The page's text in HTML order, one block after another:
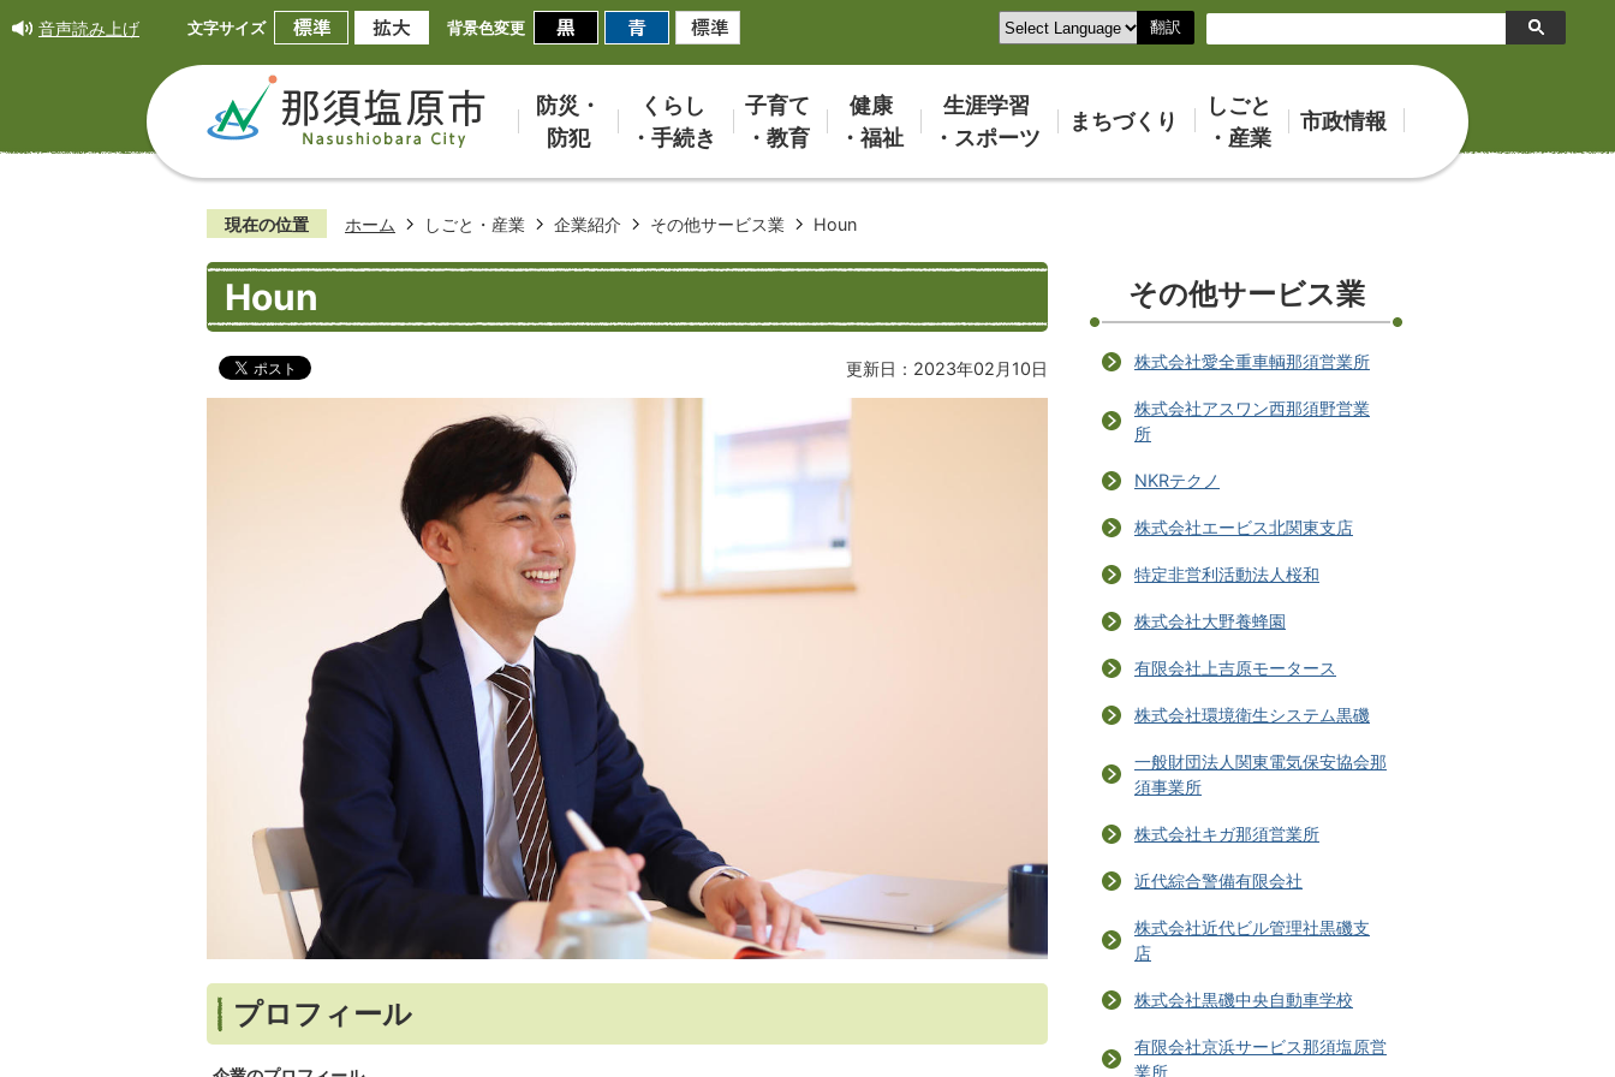
音声読み上げ 文字サイズ 背景色変更 翻訳
検
索
防災・
防犯
くらし
・手続き
子育て
・教育
健康
・福祉
生涯学習
・スポーツ
まちづくり
しごと
・産業
市政情報
現在の位置 ホーム しごと・産業 企業紹介 その他サービス業 Houn
Houn
更新日：2023年02月10日
プロフィール
その他サービス業
株式会社愛全重車輌那須営業所
株式会社アスワン西那須野営業
所
NKRテクノ
株式会社エービス北関東支店
特定非営利活動法人桜和
株式会社大野養蜂園
有限会社上吉原モータース
株式会社環境衛生システム黒磯
一般財団法人関東電気保安協会那
須事業所
株式会社キガ那須営業所
近代綜合警備有限会社
株式会社近代ビル管理社黒磯支
店
株式会社黒磯中央自動車学校
有限会社京浜サービス那須塩原営
業所